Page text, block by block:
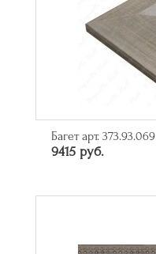
Багет арт. 373.93.069
9415 руб.